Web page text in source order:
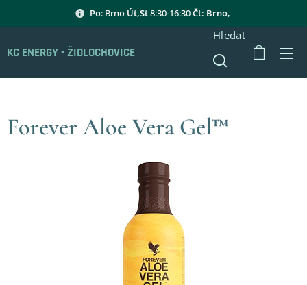
Po: Brno Út,St8:30-16:30Čt: Brno,
KC ENERGY - ŽIDLOCHOVICE
Hledat
Forever Aloe Vera Gel™